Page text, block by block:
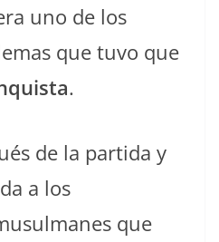
uno de los
que tuvo que
.
de la partida y
a los
que